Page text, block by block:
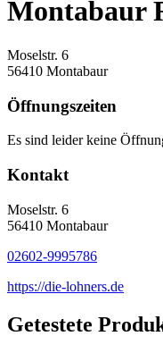
Montabaur
Moselstr. 6
56410 Montabaur
Öffnungszeiten
Es sind leider keine
Kontakt
Moselstr. 6
56410 Montabaur
02602-9995786
https://die-lohners.de
Getestete